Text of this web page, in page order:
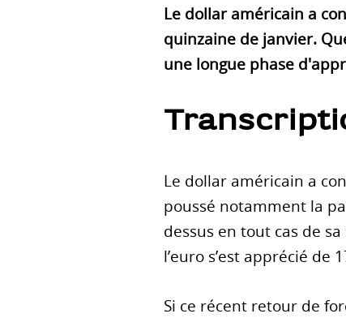
Le dollar américain a
quinzaine de janvier.
une longue phase
Le dollar américain a
poussé notamment la
dessus en tout cas de
l’euro s’est apprécié de
Si ce récent retour de